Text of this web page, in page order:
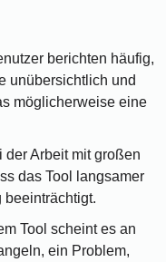
berichten häufig,
unübersichtlich und
möglicherweise eine
der Arbeit mit großen
das Tool langsamer
Tool scheint es an
ein Problem,